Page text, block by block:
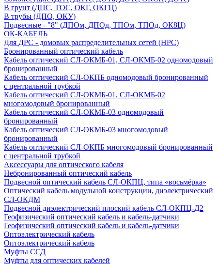
В грунт (ДПС, ТОС, ОКГ, ОКГЦ)
В трубы (ДПО, ОКУ)
Подвесные - "8" (ДПОм, ДПОд, ТПОм, ТПОд, ОК8Ц)
ОК-КАБЕЛЬ
Для ДРС - домовых распределительных сетей (НРС)
Бронированный оптический кабель
Кабель оптический СЛ-ОКМБ-01, СЛ-ОКМБ-02 одномодовый
бронированный
Кабель оптический СЛ-ОКПБ одномодовый бронированный
с центральной трубкой
Кабель оптический СЛ-ОКМБ-01, СЛ-ОКМБ-02
многомодовый бронированный
Кабель оптический СЛ-ОКМБ-03 одномодовый
бронированный
Кабель оптический СЛ-ОКМБ-03 многомодовый
бронированный
Кабель оптический СЛ-ОКПБ многомодовый бронированный
с центральной трубкой
Аксессуары для оптического кабеля
Небронированный оптический кабель
Подвесной оптический кабель СЛ-ОКПЦ, типа «восьмёрка»
Оптический кабель модульной конструкции, диэлектрический
СЛ-ОКДМ
Подвесной диэлектрический плоский кабель СЛ-ОКПЦ-Д2
Геофизический оптический кабель и кабель-датчики
Геофизический оптический кабель и кабель-датчики
Оптоэлектрический кабель
Оптоэлектрический кабель
Муфты ССД
Муфты для оптических кабелей